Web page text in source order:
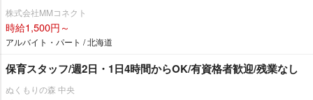
株式会社MMコネクト
時給1,500円～
アルバイト・パート / 北海道
保育スタッフ/週2日・1日4時間からOK/有資格者歓迎/残業なし
ぬくもりの森 中央